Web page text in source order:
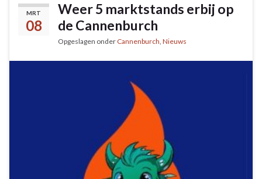
MRT
08
Weer 5 marktstands erbij op
de Cannenburch
Opgeslagen onder Cannenburch, Nieuws